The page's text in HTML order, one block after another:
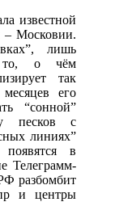
известной
– Московии.
лишь
то, о чём
так
его
“сонной”
песков с
линиях”
в
Телеграмм-
разбомбит
и центры